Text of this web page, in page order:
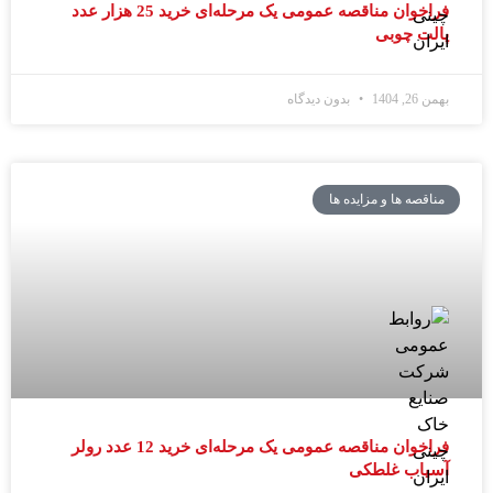
فراخوان مناقصه عمومی یک مرحله‌ای خرید 25 هزار عدد
پالت چوبی
بهمن 26, 1404 بدون دیدگاه
مناقصه ها و مزایده ها
فراخوان مناقصه عمومی یک مرحله‌ای خرید 12 عدد رولر
آسیاب غلطکی